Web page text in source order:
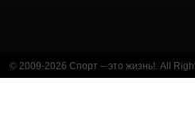
© 2009-2026 Спорт – это жизнь!. All